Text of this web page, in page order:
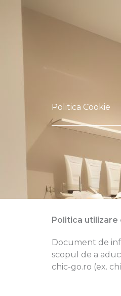
Politica Cookie
Politica utilizare
Document de
scopul de a
chic-go.ro (ex.